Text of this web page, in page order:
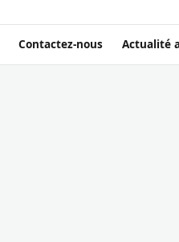
Contactez-nous Actualité